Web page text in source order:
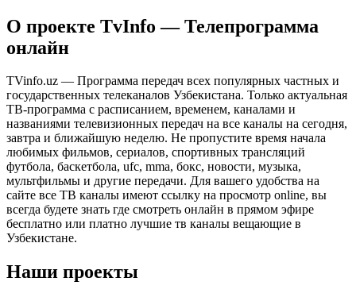
О проекте TvInfo — Телепрограмма
онлайн
TVinfo.uz — Программа передач всех популярных частных и
государственных телеканалов Узбекистана. Только актуальная
ТВ-программа с расписанием, временем, каналами и
названиями телевизионных передач на все каналы на сегодня,
завтра и ближайшую неделю. Не пропустите время начала
любимых фильмов, сериалов, спортивных трансляций
футбола, баскетбола, ufc, mma, бокс, новости, музыка,
мультфильмы и другие передачи. Для вашего удобства на
сайте все ТВ каналы имеют ссылку на просмотр online, вы
всегда будете знать где смотреть онлайн в прямом эфире
бесплатно или платно лучшие тв каналы вещающие в
Узбекистане.
Наши проекты